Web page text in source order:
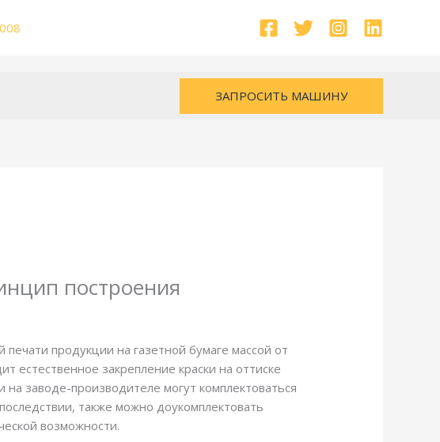
ЗАПРОСИТЬ МАШИНУ
построения
продукции на газетной бумаге массой от
закрепление краски на оттиске
на заводе-производителе могут комплектоваться
также можно доукомплектовать
возможности.